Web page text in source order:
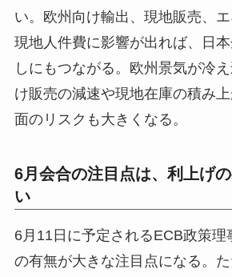
い。欧州向け輸出、現地販売、エ
現地人件費に影響が出れば、日
しにもつながる。欧州景気が冷
け販売の減速や現地在庫の積み
面のリスクも大きくなる。
6月会合の注目点は、利上げ
い
6月11日に予定されるECB政策理
の有無が大きな注目点になる。